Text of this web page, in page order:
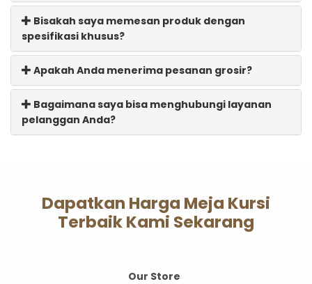
Bisakah saya memesan produk dengan
spesifikasi khusus?
Apakah Anda menerima pesanan grosir?
Bagaimana saya bisa menghubungi layanan
pelanggan Anda?
Dapatkan Harga Meja Kursi
Terbaik Kami Sekarang
Our Store